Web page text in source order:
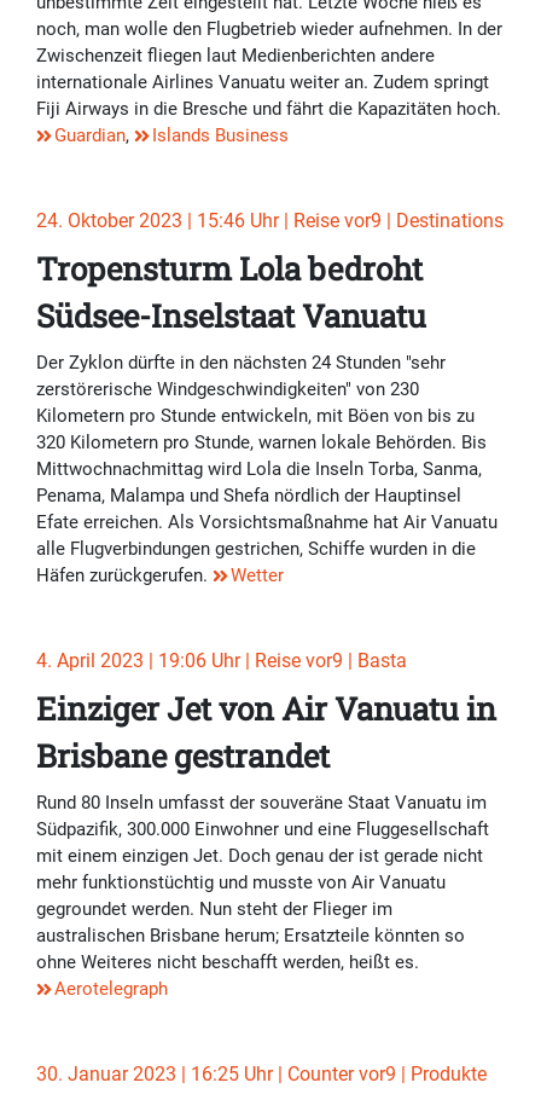
noch, man wolle den Flugbetrieb wieder aufnehmen. In der
Zwischenzeit fliegen laut Medienberichten andere
internationale Airlines Vanuatu weiter an. Zudem springt
Fiji Airways in die Bresche und fährt die Kapazitäten hoch.
Guardian, Islands Business
24. Oktober 2023 | 15:46 Uhr | Reise vor9 | Destinations
Tropensturm Lola bedroht
Südsee-Inselstaat Vanuatu
Der Zyklon dürfte in den nächsten 24 Stunden "sehr
zerstörerische Windgeschwindigkeiten" von 230
Kilometern pro Stunde entwickeln, mit Böen von bis zu
320 Kilometern pro Stunde, warnen lokale Behörden. Bis
Mittwochnachmittag wird Lola die Inseln Torba, Sanma,
Penama, Malampa und Shefa nördlich der Hauptinsel
Efate erreichen. Als Vorsichtsmaßnahme hat Air Vanuatu
alle Flugverbindungen gestrichen, Schiffe wurden in die
Häfen zurückgerufen.
Wetter
4. April 2023 | 19:06 Uhr | Reise vor9 | Basta
Einziger Jet von Air Vanuatu in
Brisbane gestrandet
Rund 80 Inseln umfasst der souveräne Staat Vanuatu im
Südpazifik, 300.000 Einwohner und eine Fluggesellschaft
mit einem einzigen Jet. Doch genau der ist gerade nicht
mehr funktionstüchtig und musste von Air Vanuatu
gegroundet werden. Nun steht der Flieger im
australischen Brisbane herum; Ersatzteile könnten so
ohne Weiteres nicht beschafft werden, heißt es.
Aerotelegraph
30. Januar 2023 | 16:25 Uhr | Counter vor9 | Produkte